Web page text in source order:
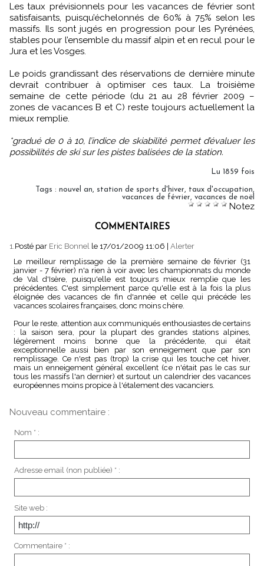
Les taux prévisionnels pour les vacances de février sont
satisfaisants, puisqu’échelonnés de 60% à 75% selon les
massifs. Ils sont jugés en progression pour les Pyrénées,
stables pour l’ensemble du massif alpin et en recul pour le
Jura et les Vosges.
Le poids grandissant des réservations de dernière minute
devrait contribuer à optimiser ces taux. La troisième
semaine de cette période (du 21 au 28 février 2009 –
zones de vacances B et C) reste toujours actuellement la
mieux remplie.
*gradué de 0 à 10, l’indice de skiabilité permet d’évaluer les
possibilités de ski sur les pistes balisées de la station.
Lu 1859 fois
Tags : nouvel an station de sports d'hiver taux d'occupation
vacances de février
vacances de noël
Notez
COMMENTAIRES
1. Posté par Eric Bonnel le 17/01/2009 11:06 | Alerter
Le meilleur remplissage de la première semaine de février (31
janvier - 7 février) n'a rien à voir avec les championnats du monde
de Val d'Isère, puisqu'elle est toujours mieux remplie que les
précédentes. C'est simplement parce qu'elle est à la fois la plus
éloignée des vacances de fin d'année et celle qui précéde les
vacances scolaires françaises, donc moins chère.
Pour le reste, attention aux communiqués enthousiastes de certains
: la saison sera, pour la plupart des grandes stations alpines,
légèrement moins bonne que la précédente, qui était
exceptionnelle aussi bien par son enneigement que par son
remplissage. Ce n'est pas (trop) la crise qui les touche cet hiver,
mais un enneigement général excellent (ce n'était pas le cas sur
tous les massifs l'an dernier) et surtout un calendrier des vacances
européennes moins propice à l'étalement des vacanciers.
Nouveau commentaire :
Nom * :
Adresse email (non publiée) * :
Site web :
Commentaire * :